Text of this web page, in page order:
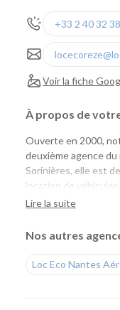
+33 2 40 32
Voir la fiche
À propos de
Ouverte en 2000,
deuxième agence
Sorinières, elle est
location de véhicules
aussi bien pour les
professionnels
Que vous prépariez
Lire la suite
Nos autres
Loc Eco Nantes